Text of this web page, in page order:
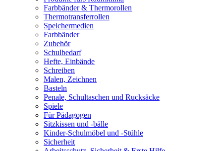
Farbbänder & Thermorollen
Thermotransferrollen
Speichermedien
Farbbänder
Zubehör
Schulbedarf
Hefte, Einbände
Schreiben
Malen, Zeichnen
Basteln
Penale, Schultaschen und Rucksäcke
Spiele
Für Pädagogen
Sitzkissen und -bälle
Kinder-Schulmöbel und -Stühle
Sicherheit